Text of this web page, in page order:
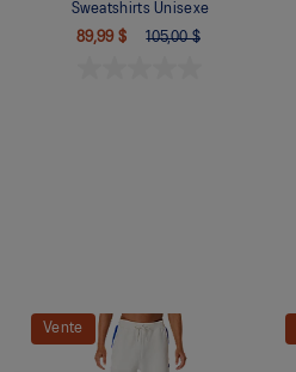
Sweatshirts Unisexe
89,99 $
105,00 $
Vente